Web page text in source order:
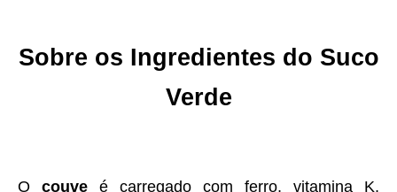
Sobre os Ingredientes do Suco
Verde
O couve é carregado com ferro, vitamina K,